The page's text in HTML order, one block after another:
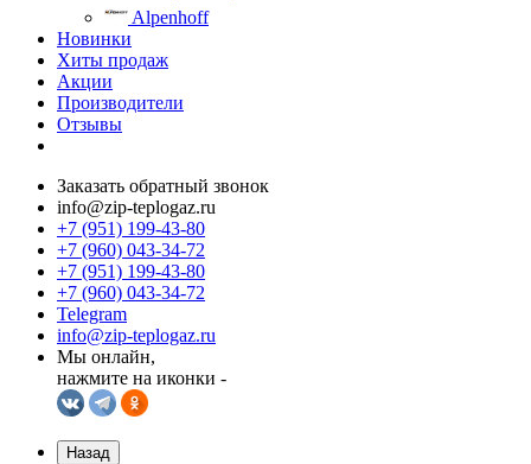
Alpenhoff
Новинки
Хиты продаж
Акции
Производители
Отзывы
Заказать обратный звонок
info@zip-teplogaz.ru
+7 (951) 199-43-80
+7 (960) 043-34-72
+7 (951) 199-43-80
+7 (960) 043-34-72
Telegram
info@zip-teplogaz.ru
Мы онлайн,
нажмите на иконки -
Назад